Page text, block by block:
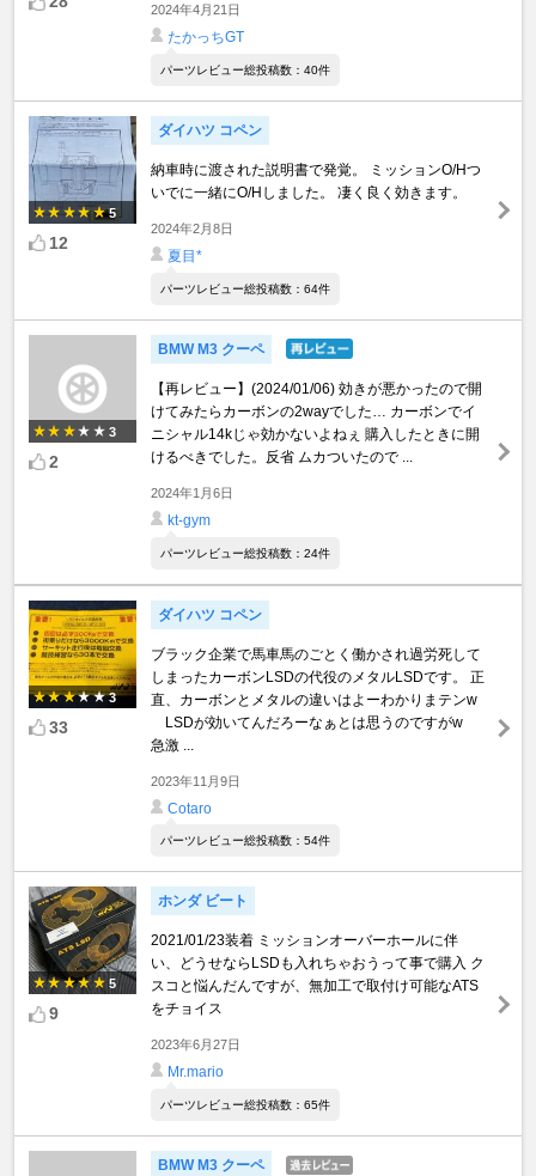
2024年4月21日
たかっちGT
パーツレビュー総投稿数：40件
5
12
ダイハツ コペン
納車時に渡された説明書で発覚。 ミッションO/Hつ
いでに一緒にO/Hしました。 凄く良く効きます。
2024年2月8日
夏目*
パーツレビュー総投稿数：64件
3
2
BMW M3 クーペ
【再レビュー】(2024/01/06) 効きが悪かったので開
けてみたらカーボンの2wayでした… カーボンでイ
ニシャル14kじゃ効かないよねぇ 購入したときに開
けるべきでした。反省 ムカついたので ...
2024年1月6日
kt-gym
パーツレビュー総投稿数：24件
3
33
ダイハツ コペン
ブラック企業で馬車馬のごとく働かされ過労死して
しまったカーボンLSDの代役のメタルLSDです。 正
直、カーボンとメタルの違いはよーわかりまテンw
LSDが効いてんだろーなぁとは思うのですがw
急激 ...
2023年11月9日
Cotaro
パーツレビュー総投稿数：54件
5
9
ホンダ ビート
2021/01/23装着 ミッションオーバーホールに伴
い、どうせならLSDも入れちゃおうって事で購入 ク
スコと悩んだんですが、無加工で取付け可能なATS
をチョイス
2023年6月27日
Mr.mario
パーツレビュー総投稿数：65件
BMW M3 クーペ